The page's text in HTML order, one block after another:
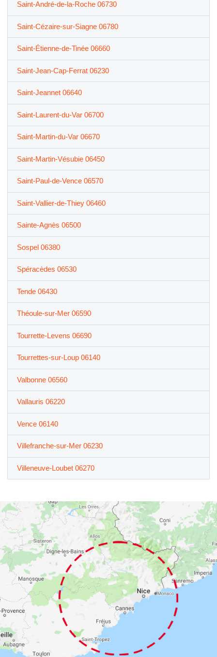
Saint-André-de-la-Roche 06730
Saint-Cézaire-sur-Siagne 06780
Saint-Étienne-de-Tinée 06660
Saint-Jean-Cap-Ferrat 06230
Saint-Jeannet 06640
Saint-Laurent-du-Var 06700
Saint-Martin-du-Var 06670
Saint-Martin-Vésubie 06450
Saint-Paul-de-Vence 06570
Saint-Vallier-de-Thiey 06460
Sainte-Agnès 06500
Sospel 06380
Spéracèdes 06530
Tende 06430
Théoule-sur-Mer 06590
Tourrette-Levens 06690
Tourrettes-sur-Loup 06140
Valbonne 06560
Vallauris 06220
Vence 06140
Villefranche-sur-Mer 06230
Villeneuve-Loubet 06270